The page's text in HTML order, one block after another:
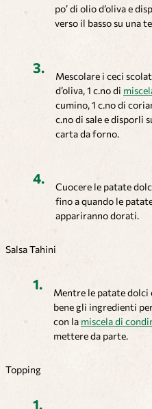
po’ di olio d’oliva e
verso il basso su una
Mescolare i ceci
d’oliva, 1 c.no di
cumino, 1 c.no di
c.no di sale e disporli
carta da forno.
Cuocere le patate
fino a quando le
appariranno dorati.
Salsa Tahini
Mentre le patate dolci
bene gli ingredienti
con la miscela di
mettere da parte.
Topping